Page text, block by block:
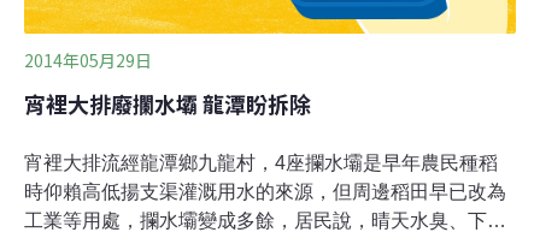
2014年05月29日
宵裡大排廢攔水壩 龍潭盼拆除
宵裡大排流經龍潭鄉九龍村，4座攔水壩是早年農民種稻
時仰賴高低揚支渠灌溉用水的來源，但周邊稻田早已改為
工業等用處，攔水壩變成多餘，居民說，晴天水臭、下雨